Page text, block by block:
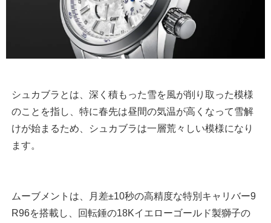
シュカブラとは、深く積もった雪を風が削り取った模様
のことを指し、特に春先は昼間の気温が高くなって雪解
けが始まるため、シュカブラは一層荒々しい模様になり
ます。
ムーブメントは、月差±10秒の高精度な特別キャリバー9
R96を搭載し、回転錘の18Kイエローゴールド製獅子の